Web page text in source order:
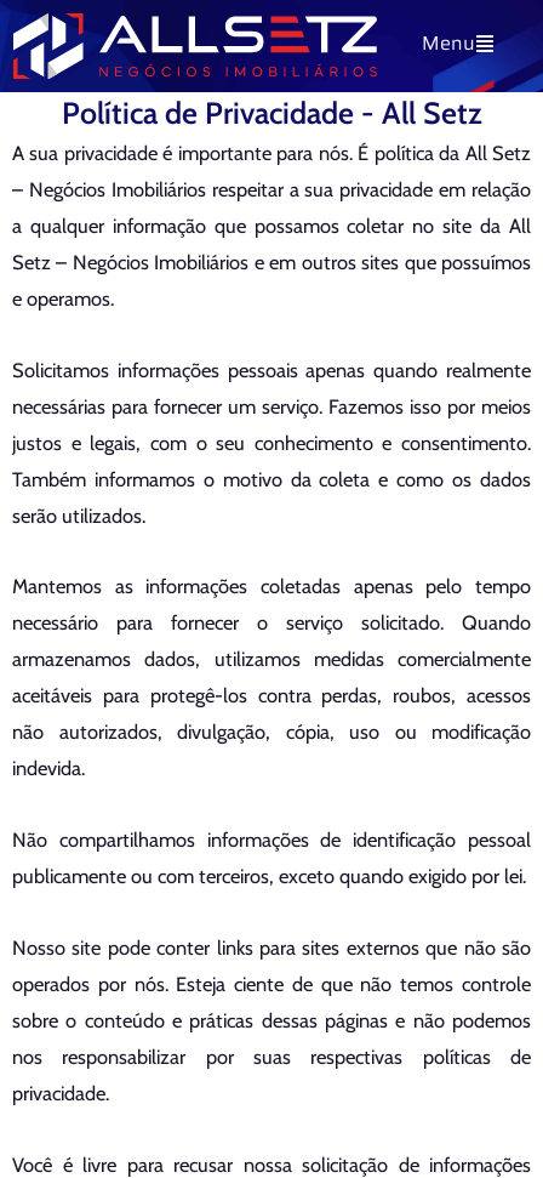
para
o
Menu
Política de Privacidade - All Setz
A sua privacidade é importante para nós. É política da All Setz
– Negócios Imobiliários respeitar a sua privacidade em relação
a qualquer informação que possamos coletar no site da All
Setz – Negócios Imobiliários e em outros sites que possuímos
e operamos.
Solicitamos informações pessoais apenas quando realmente
necessárias para fornecer um serviço. Fazemos isso por meios
justos e legais, com o seu conhecimento e consentimento.
Também informamos o motivo da coleta e como os dados
serão utilizados.
Mantemos as informações coletadas apenas pelo tempo
necessário para fornecer o serviço solicitado. Quando
armazenamos dados, utilizamos medidas comercialmente
aceitáveis para protegê-los contra perdas, roubos, acessos
não autorizados, divulgação, cópia, uso ou modificação
indevida.
Não compartilhamos informações de identificação pessoal
publicamente ou com terceiros, exceto quando exigido por lei.
Nosso site pode conter links para sites externos que não são
operados por nós. Esteja ciente de que não temos controle
sobre o conteúdo e práticas dessas páginas e não podemos
nos responsabilizar por suas respectivas políticas de
privacidade.
Você é livre para recusar nossa solicitação de informações